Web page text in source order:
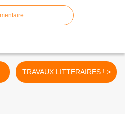
TRAVAUX LITTERAIRES ! >